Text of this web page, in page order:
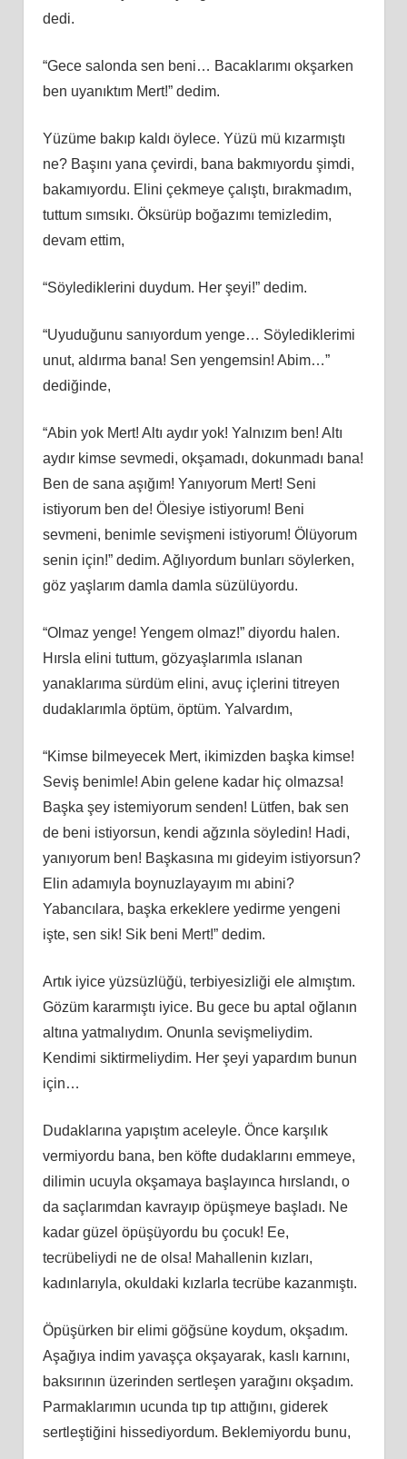
dedi.
“Gece salonda sen beni… Bacaklarımı okşarken
ben uyanıktım Mert!” dedim.
Yüzüme bakıp kaldı öylece. Yüzü mü kızarmıştı
ne? Başını yana çevirdi, bana bakmıyordu şimdi,
bakamıyordu. Elini çekmeye çalıştı, bırakmadım,
tuttum sımsıkı. Öksürüp boğazımı temizledim,
devam ettim,
“Söylediklerini duydum. Her şeyi!” dedim.
“Uyuduğunu sanıyordum yenge… Söylediklerimi
unut, aldırma bana! Sen yengemsin! Abim…”
dediğinde,
“Abin yok Mert! Altı aydır yok! Yalnızım ben! Altı
aydır kimse sevmedi, okşamadı, dokunmadı bana!
Ben de sana aşığım! Yanıyorum Mert! Seni
istiyorum ben de! Ölesiye istiyorum! Beni
sevmeni, benimle sevişmeni istiyorum! Ölüyorum
senin için!” dedim. Ağlıyordum bunları söylerken,
göz yaşlarım damla damla süzülüyordu.
“Olmaz yenge! Yengem olmaz!” diyordu halen.
Hırsla elini tuttum, gözyaşlarımla ıslanan
yanaklarıma sürdüm elini, avuç içlerini titreyen
dudaklarımla öptüm, öptüm. Yalvardım,
“Kimse bilmeyecek Mert, ikimizden başka kimse!
Seviş benimle! Abin gelene kadar hiç olmazsa!
Başka şey istemiyorum senden! Lütfen, bak sen
de beni istiyorsun, kendi ağzınla söyledin! Hadi,
yanıyorum ben! Başkasına mı gideyim istiyorsun?
Elin adamıyla boynuzlayayım mı abini?
Yabancılara, başka erkeklere yedirme yengeni
işte, sen sik! Sik beni Mert!” dedim.
Artık iyice yüzsüzlüğü, terbiyesizliği ele almıştım.
Gözüm kararmıştı iyice. Bu gece bu aptal oğlanın
altına yatmalıydım. Onunla sevişmeliydim.
Kendimi siktirmeliydim. Her şeyi yapardım bunun
için…
Dudaklarına yapıştım aceleyle. Önce karşılık
vermiyordu bana, ben köfte dudaklarını emmeye,
dilimin ucuyla okşamaya başlayınca hırslandı, o
da saçlarımdan kavrayıp öpüşmeye başladı. Ne
kadar güzel öpüşüyordu bu çocuk! Ee,
tecrübeliydi ne de olsa! Mahallenin kızları,
kadınlarıyla, okuldaki kızlarla tecrübe kazanmıştı.
Öpüşürken bir elimi göğsüne koydum, okşadım.
Aşağıya indim yavaşça okşayarak, kaslı karnını,
baksırının üzerinden sertleşen yarağını okşadım.
Parmaklarımın ucunda tıp tıp attığını, giderek
sertleştiğini hissediyordum. Beklemiyordu bunu,